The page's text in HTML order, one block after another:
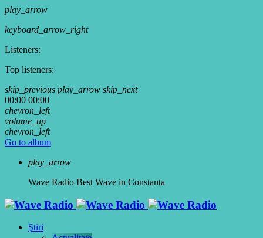
play_arrow
keyboard_arrow_right
Listeners:
Top listeners:
skip_previous play_arrow skip_next
00:00 00:00
chevron_left
volume_up
chevron_left
Go to album
play_arrow
Wave Radio Best Wave in Constanta
Ştiri